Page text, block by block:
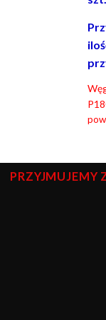
PRZYJMUJEMY